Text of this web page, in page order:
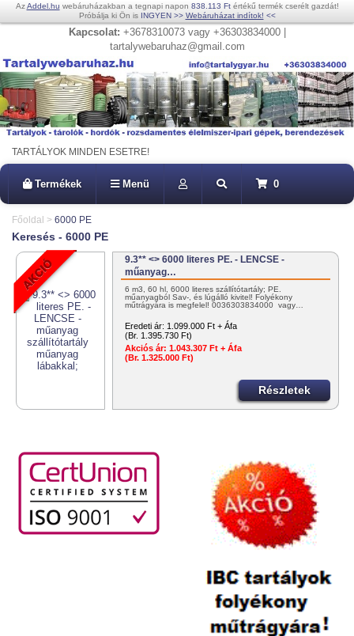
AzAddel.hu webáruházakban a tegnapi napon 838.113 Ftértékű termék cserélt gazdát!
Próbálja ki Ön is INGYEN >> Webáruházat indítok! <<
Kapcsolat: +3678310073 vagy +36303834000 |
tartalywebaruhaz@gmail.com
TARTÁLYOK MINDEN ESETRE!
Termékek Menü 0
Főoldal > 6000 PE
Keresés - 6000 PE
9.3** <> 6000 literes PE. - LENCSE -
műanyag…
6 m3, 60 hl, 6000 literes szállítótartály; PE.
műanyagból Sav-, és lúgálló kivitel! Folyékony
műtrágyára is megfelel! 0036303834000 vagy…
Eredeti ár: 1.099.000 Ft + Áfa
(Br. 1.395.730 Ft)
Akciós ár: 1.043.307 Ft + Áfa
(Br. 1.325.000 Ft)
Részletek